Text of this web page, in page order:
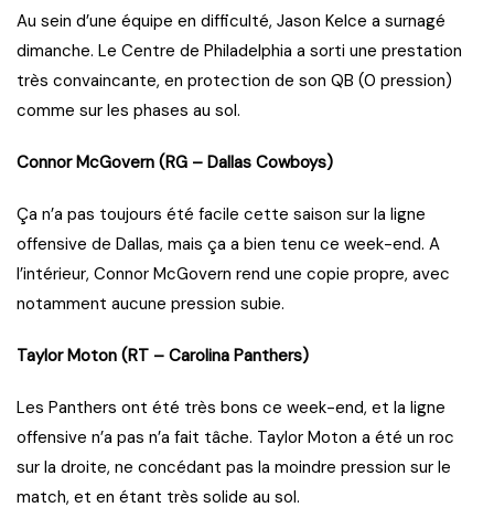
Au sein d’une équipe en difficulté, Jason Kelce a surnagé
dimanche. Le Centre de Philadelphia a sorti une prestation
très convaincante, en protection de son QB (0 pression)
comme sur les phases au sol.
Connor McGovern (RG – Dallas Cowboys)
Ça n’a pas toujours été facile cette saison sur la ligne
offensive de Dallas, mais ça a bien tenu ce week-end. A
l’intérieur, Connor McGovern rend une copie propre, avec
notamment aucune pression subie.
Taylor Moton (RT – Carolina Panthers)
Les Panthers ont été très bons ce week-end, et la ligne
offensive n’a pas n’a fait tâche. Taylor Moton a été un roc
sur la droite, ne concédant pas la moindre pression sur le
match, et en étant très solide au sol.